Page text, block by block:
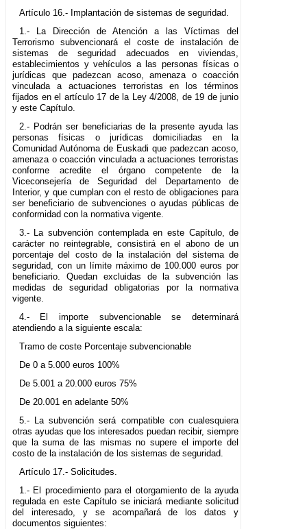
Artículo 16.- Implantación de sistemas de seguridad.
1.- La Dirección de Atención a las Víctimas del
Terrorismo subvencionará el coste de instalación de
sistemas de seguridad adecuados en viviendas,
establecimientos y vehículos a las personas físicas o
jurídicas que padezcan acoso, amenaza o coacción
vinculada a actuaciones terroristas en los términos
fijados en el artículo 17 de la Ley 4/2008, de 19 de junio
y este Capítulo.
2.- Podrán ser beneficiarias de la presente ayuda las
personas físicas o jurídicas domiciliadas en la
Comunidad Autónoma de Euskadi que padezcan acoso,
amenaza o coacción vinculada a actuaciones terroristas
conforme acredite el órgano competente de la
Viceconsejería de Seguridad del Departamento de
Interior, y que cumplan con el resto de obligaciones para
ser beneficiario de subvenciones o ayudas públicas de
conformidad con la normativa vigente.
3.- La subvención contemplada en este Capítulo, de
carácter no reintegrable, consistirá en el abono de un
porcentaje del costo de la instalación del sistema de
seguridad, con un límite máximo de 100.000 euros por
beneficiario. Quedan excluidas de la subvención las
medidas de seguridad obligatorias por la normativa
vigente.
4.- El importe subvencionable se determinará
atendiendo a la siguiente escala:
Tramo de coste Porcentaje subvencionable
De 0 a 5.000 euros 100%
De 5.001 a 20.000 euros 75%
De 20.001 en adelante 50%
5.- La subvención será compatible con cualesquiera
otras ayudas que los interesados puedan recibir, siempre
que la suma de las mismas no supere el importe del
costo de la instalación de los sistemas de seguridad.
Artículo 17.- Solicitudes.
1.- El procedimiento para el otorgamiento de la ayuda
regulada en este Capítulo se iniciará mediante solicitud
del interesado, y se acompañará de los datos y
documentos siguientes: